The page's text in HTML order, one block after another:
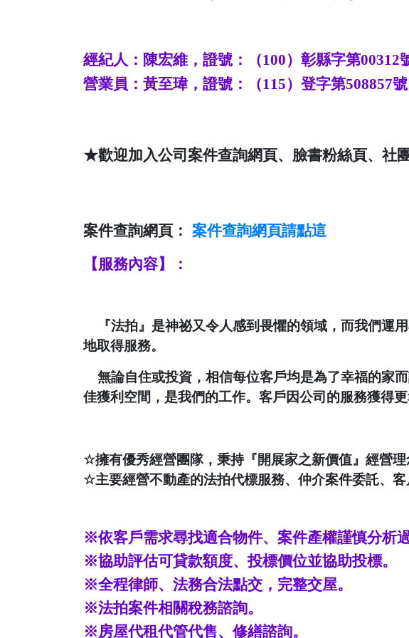
經紀人：陳宏維，證號：（100）彰縣字第00312
營業員： 黃至瑋，證號：（115）登字第508857號
★歡迎加入公司案件查詢網頁、臉書粉絲頁、社
案件查詢網頁： 案件查詢網頁請點這
【服務內容】：
『法拍』是神祕又令人感到畏懼的領域，而我們運
地取得服務。
無論自住或投資，相信每位客戶均是為了幸福的家
佳獲利空間，是我們的工作。客戶因公司的服務獲得
☆擁有優秀經營團隊，秉持『開展家之新價值』經營理
☆主要經營不動產的法拍代標服務、仲介案件委託、
※依客戶需求尋找適合物件、案件產權謹慎分析過
※協助評估可貸款額度、投標價位並協助投標。
※全程律師、法務合法點交，完整交屋。
※法拍案件相關稅務諮詢。
※房屋代租代管代售、修繕諮詢。